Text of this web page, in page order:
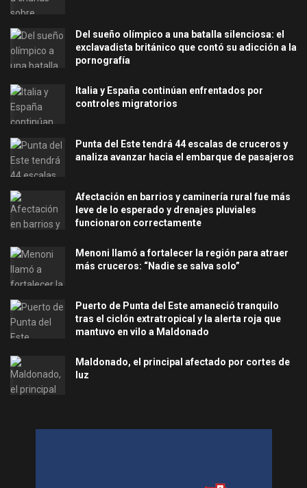
Del sueño olímpico a una batalla silenciosa: el
exclavadista británico que contó su adicción a la
pornografía
Italia y España continúan enfrentados por
controles migratorios
Punta del Este tendrá 44 escalas de cruceros y
analiza avanzar hacia el embarque de pasajeros
Afectación en barrios y caminería rural fue más
leve de lo esperado y drenajes pluviales
funcionaron correctamente
Menoni llamó a fortalecer la región para atraer
más cruceros: “Nadie se salva solo”
Puerto de Punta del Este amaneció tranquilo
tras el ciclón extratropical y la alerta roja que
mantuvo en vilo a Maldonado
Maldonado, el principal afectado por cortes de
luz